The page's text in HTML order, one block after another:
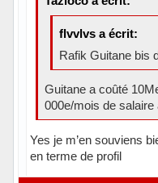
flvvlvs a écrit:
Rafik Guitane bis
Guitane a coûté
000e/mois de salaire
Yes je m’en souviens
en terme de profil